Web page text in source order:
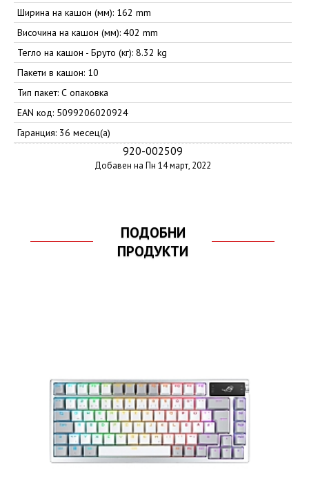
Ширина на кашон (мм): 162 mm
Височина на кашон (мм): 402 mm
Тегло на кашон - Бруто (кг): 8.32 kg
Пакети в кашон: 10
Тип пакет: С опаковка
EAN код: 5099206020924
Гаранция: 36 месец(а)
920-002509
Добавен на Пн 14 март, 2022
ПОДОБНИ
ПРОДУКТИ